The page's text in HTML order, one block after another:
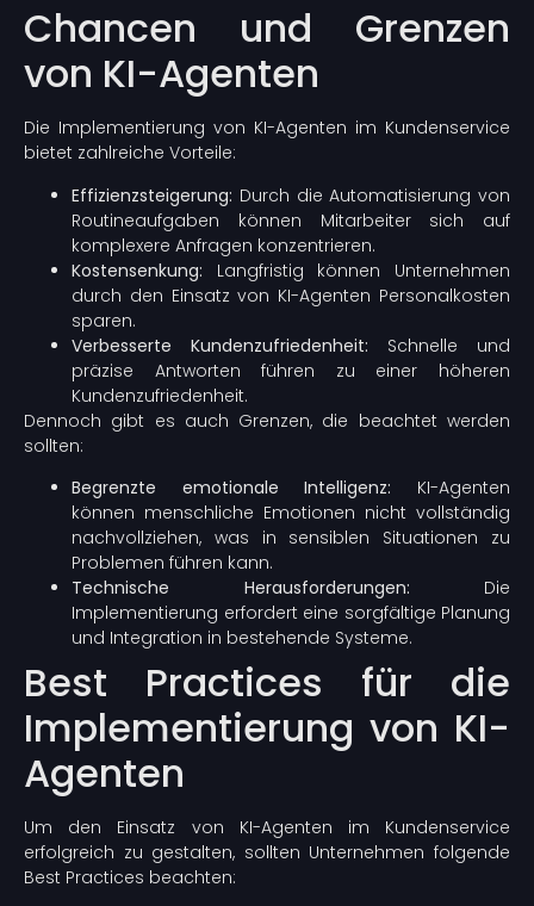
Chancen und Grenzen
von KI-Agenten
Die Implementierung von KI-Agenten im Kundenservice
bietet zahlreiche Vorteile:
Effizienzsteigerung: Durch die Automatisierung von
Routineaufgaben können Mitarbeiter sich auf
komplexere Anfragen konzentrieren.
Kostensenkung: Langfristig können Unternehmen
durch den Einsatz von KI-Agenten Personalkosten
sparen.
Verbesserte Kundenzufriedenheit: Schnelle und
präzise Antworten führen zu einer höheren
Kundenzufriedenheit.
Dennoch gibt es auch Grenzen, die beachtet werden
sollten:
Begrenzte emotionale Intelligenz: KI-Agenten
können menschliche Emotionen nicht vollständig
nachvollziehen, was in sensiblen Situationen zu
Problemen führen kann.
Technische Herausforderungen: Die
Implementierung erfordert eine sorgfältige Planung
und Integration in bestehende Systeme.
Best Practices für die
Implementierung von KI-
Agenten
Um den Einsatz von KI-Agenten im Kundenservice
erfolgreich zu gestalten, sollten Unternehmen folgende
Best Practices beachten: